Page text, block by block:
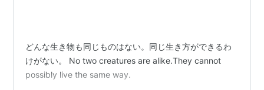
どんな生き物も同じものはない。同じ生き方ができるわ
けがない。 No two creatures are alike.They cannot
possibly live the same way.